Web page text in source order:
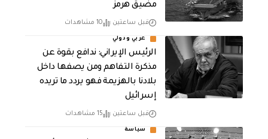
مضيق هرمز
قبل ساعتين 10 مشاهدات
عربي ودولي
الرئيس الإيراني: ندافع بقوة عن
مذكرة التفاهم ومن يصفها داخل
بلادنا بالهزيمة فهو يردد ما تريده
إسرائيل
قبل ساعتين 15 مشاهدات
سياسة